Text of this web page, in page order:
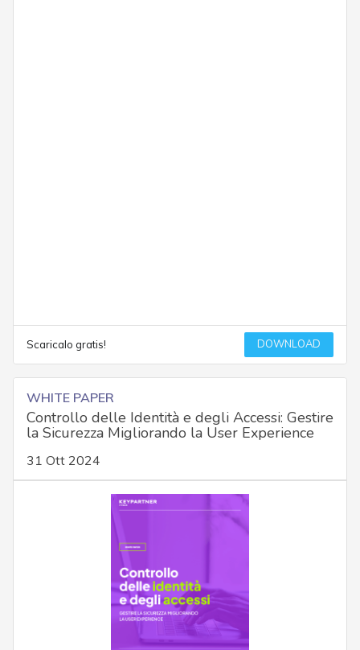
Scaricalo gratis! DOWNLOAD
WHITE PAPER
Controllo delle Identità e degli Accessi: Gestire
la Sicurezza Migliorando la User Experience
31 Ott 2024